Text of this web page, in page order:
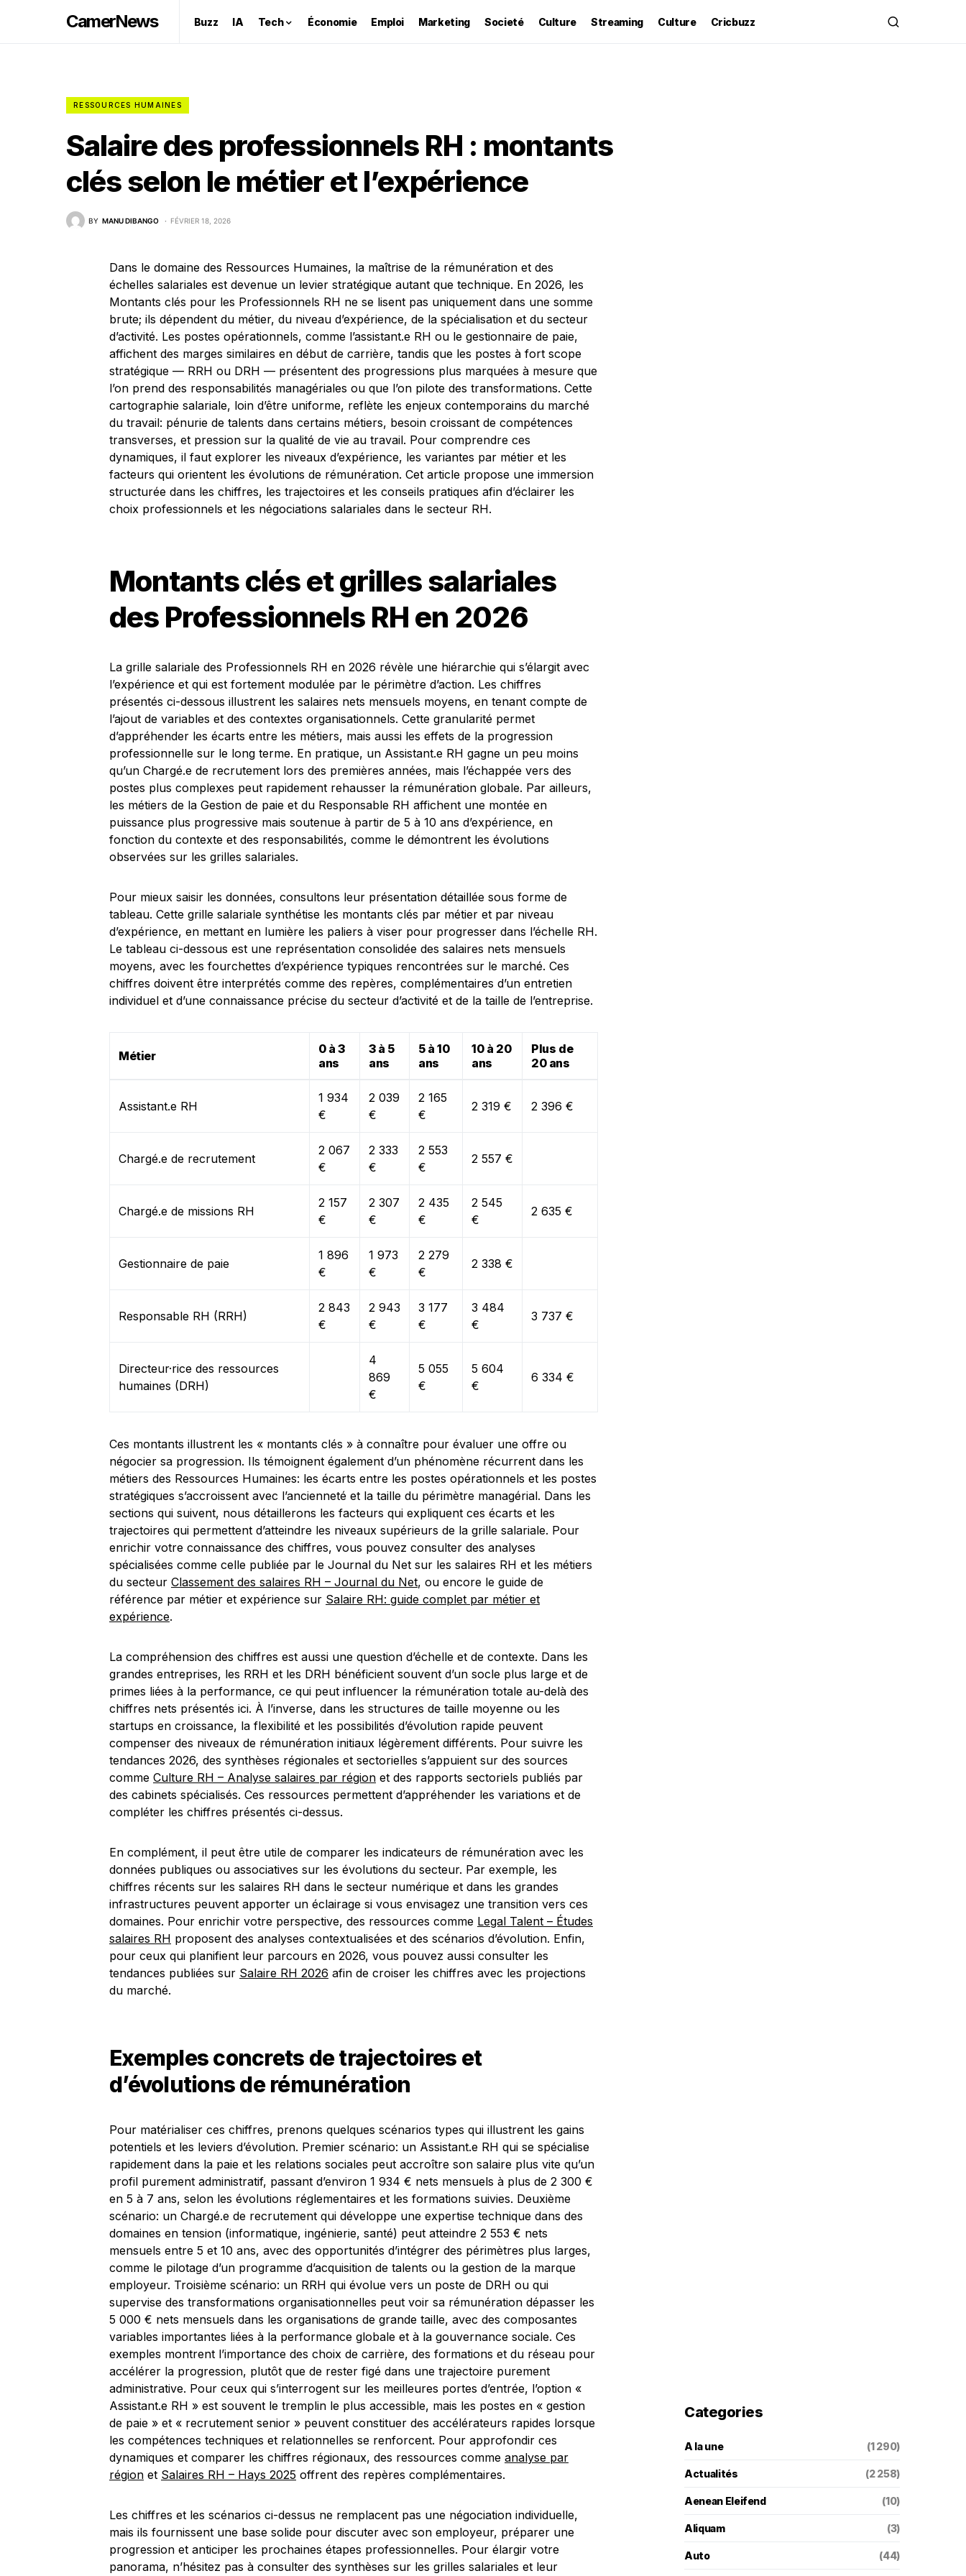
CamerNews Buzz IA Tech Économie Emploi Marketing Societé Culture Streaming Culture Cricbuzz
RESSOURCES HUMAINES
Salaire des professionnels RH : montants
clés selon le métier et l’expérience
BY MANU DIBANGO FÉVRIER 18, 2026
Dans le domaine des Ressources Humaines, la maîtrise de la rémunération et des
échelles salariales est devenue un levier stratégique autant que technique. En 2026, les
Montants clés pour les Professionnels RH ne se lisent pas uniquement dans une somme
brute; ils dépendent du métier, du niveau d’expérience, de la spécialisation et du secteur
d’activité. Les postes opérationnels, comme l’assistant.e RH ou le gestionnaire de paie,
affichent des marges similaires en début de carrière, tandis que les postes à fort scope
stratégique — RRH ou DRH — présentent des progressions plus marquées à mesure que
l’on prend des responsabilités managériales ou que l’on pilote des transformations. Cette
cartographie salariale, loin d’être uniforme, reflète les enjeux contemporains du marché
du travail: pénurie de talents dans certains métiers, besoin croissant de compétences
transverses, et pression sur la qualité de vie au travail. Pour comprendre ces
dynamiques, il faut explorer les niveaux d’expérience, les variantes par métier et les
facteurs qui orientent les évolutions de rémunération. Cet article propose une immersion
structurée dans les chiffres, les trajectoires et les conseils pratiques afin d’éclairer les
choix professionnels et les négociations salariales dans le secteur RH.
Montants clés et grilles salariales
des Professionnels RH en 2026
La grille salariale des Professionnels RH en 2026 révèle une hiérarchie qui s’élargit avec
l’expérience et qui est fortement modulée par le périmètre d’action. Les chiffres
présentés ci-dessous illustrent les salaires nets mensuels moyens, en tenant compte de
l’ajout de variables et des contextes organisationnels. Cette granularité permet
d’appréhender les écarts entre les métiers, mais aussi les effets de la progression
professionnelle sur le long terme. En pratique, un Assistant.e RH gagne un peu moins
qu’un Chargé.e de recrutement lors des premières années, mais l’échappée vers des
postes plus complexes peut rapidement rehausser la rémunération globale. Par ailleurs,
les métiers de la Gestion de paie et du Responsable RH affichent une montée en
puissance plus progressive mais soutenue à partir de 5 à 10 ans d’expérience, en
fonction du contexte et des responsabilités, comme le démontrent les évolutions
observées sur les grilles salariales.
Pour mieux saisir les données, consultons leur présentation détaillée sous forme de
tableau. Cette grille salariale synthétise les montants clés par métier et par niveau
d’expérience, en mettant en lumière les paliers à viser pour progresser dans l’échelle RH.
Le tableau ci-dessous est une représentation consolidée des salaires nets mensuels
moyens, avec les fourchettes d’expérience typiques rencontrées sur le marché. Ces
chiffres doivent être interprétés comme des repères, complémentaires d’un entretien
individuel et d’une connaissance précise du secteur d’activité et de la taille de l’entreprise.
Métier
0 à 3
ans
3 à 5
ans
5 à 10
ans
10 à 20
ans
Plus de
20 ans
Assistant.e RH
1 934
€
2 039
€
2 165
€
2 319 € 2 396 €
Chargé.e de recrutement
2 067
€
2 333
€
2 553
€
2 557 €
Chargé.e de missions RH
2 157
€
2 307
€
2 435
€
2 545
€
2 635 €
Gestionnaire de paie
1 896
€
1 973
€
2 279
€
2 338 €
Responsable RH (RRH)
2 843
€
2 943
€
3 177
€
3 484
€
3 737 €
Directeur·rice des ressources
humaines (DRH)
4
869
€
5 055
€
5 604
€
6 334 €
Ces montants illustrent les « montants clés » à connaître pour évaluer une offre ou
négocier sa progression. Ils témoignent également d’un phénomène récurrent dans les
métiers des Ressources Humaines: les écarts entre les postes opérationnels et les postes
stratégiques s’accroissent avec l’ancienneté et la taille du périmètre managérial. Dans les
sections qui suivent, nous détaillerons les facteurs qui expliquent ces écarts et les
trajectoires qui permettent d’atteindre les niveaux supérieurs de la grille salariale. Pour
enrichir votre connaissance des chiffres, vous pouvez consulter des analyses
spécialisées comme celle publiée par le Journal du Net sur les salaires RH et les métiers
du secteur Classement des salaires RH – Journal du Net, ou encore le guide de
référence par métier et expérience sur Salaire RH: guide complet par métier et
expérience.
La compréhension des chiffres est aussi une question d’échelle et de contexte. Dans les
grandes entreprises, les RRH et les DRH bénéficient souvent d’un socle plus large et de
primes liées à la performance, ce qui peut influencer la rémunération totale au-delà des
chiffres nets présentés ici. À l’inverse, dans les structures de taille moyenne ou les
startups en croissance, la flexibilité et les possibilités d’évolution rapide peuvent
compenser des niveaux de rémunération initiaux légèrement différents. Pour suivre les
tendances 2026, des synthèses régionales et sectorielles s’appuient sur des sources
comme Culture RH – Analyse salaires par région et des rapports sectoriels publiés par
des cabinets spécialisés. Ces ressources permettent d’appréhender les variations et de
compléter les chiffres présentés ci-dessus.
En complément, il peut être utile de comparer les indicateurs de rémunération avec les
données publiques ou associatives sur les évolutions du secteur. Par exemple, les
chiffres récents sur les salaires RH dans le secteur numérique et dans les grandes
infrastructures peuvent apporter un éclairage si vous envisagez une transition vers ces
domaines. Pour enrichir votre perspective, des ressources comme Legal Talent – Études
salaires RH proposent des analyses contextualisées et des scénarios d’évolution. Enfin,
pour ceux qui planifient leur parcours en 2026, vous pouvez aussi consulter les
tendances publiées sur Salaire RH 2026 afin de croiser les chiffres avec les projections
du marché.
Exemples concrets de trajectoires et
d’évolutions de rémunération
Pour matérialiser ces chiffres, prenons quelques scénarios types qui illustrent les gains
potentiels et les leviers d’évolution. Premier scénario: un Assistant.e RH qui se spécialise
rapidement dans la paie et les relations sociales peut accroître son salaire plus vite qu’un
profil purement administratif, passant d’environ 1 934 € nets mensuels à plus de 2 300 €
en 5 à 7 ans, selon les évolutions réglementaires et les formations suivies. Deuxième
scénario: un Chargé.e de recrutement qui développe une expertise technique dans des
domaines en tension (informatique, ingénierie, santé) peut atteindre 2 553 € nets
mensuels entre 5 et 10 ans, avec des opportunités d’intégrer des périmètres plus larges,
comme le pilotage d’un programme d’acquisition de talents ou la gestion de la marque
employeur. Troisième scénario: un RRH qui évolue vers un poste de DRH ou qui
supervise des transformations organisationnelles peut voir sa rémunération dépasser les
5 000 € nets mensuels dans les organisations de grande taille, avec des composantes
variables importantes liées à la performance globale et à la gouvernance sociale. Ces
exemples montrent l’importance des choix de carrière, des formations et du réseau pour
accélérer la progression, plutôt que de rester figé dans une trajectoire purement
administrative. Pour ceux qui s’interrogent sur les meilleures portes d’entrée, l’option «
Assistant.e RH » est souvent le tremplin le plus accessible, mais les postes en « gestion
de paie » et « recrutement senior » peuvent constituer des accélérateurs rapides lorsque
les compétences techniques et relationnelles se renforcent. Pour approfondir ces
dynamiques et comparer les chiffres régionaux, des ressources comme analyse par
région et Salaires RH – Hays 2025 offrent des repères complémentaires.
Les chiffres et les scénarios ci-dessus ne remplacent pas une négociation individuelle,
mais ils fournissent une base solide pour discuter avec son employeur, préparer une
progression et anticiper les prochaines étapes professionnelles. Pour élargir votre
panorama, n’hésitez pas à consulter des synthèses sur les grilles salariales et leur
Categories
A la une (1 290)
Actualités (2 258)
Aenean Eleifend (10)
Aliquam (3)
Auto (44)